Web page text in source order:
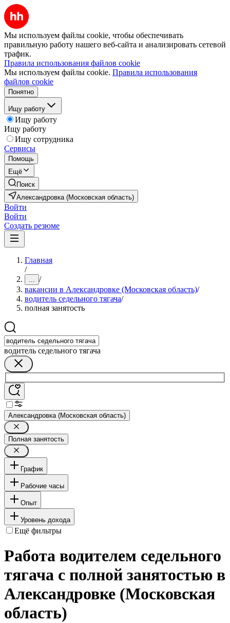
Мы используем файлы cookie, чтобы обеспечивать
правильную работу нашего веб-сайта и анализировать сетевой
трафик.
Правила использования файлов cookie
Мы используем файлы cookie. Правила использования
файлов cookie
Понятно
Ищу работу
Ищу работу
Ищу работу
Ищу сотрудника
Сервисы
Помощь
Ещё
Поиск
Александровка (Московская область)
Войти
Войти
Создать резюме
Главная
/
... /
вакансии в Александровке (Московская область)/
водитель седельного тягача/
полная занятость
водитель седельного тягача
Александровка (Московская область)
Полная занятость
График
Рабочие часы
Опыт
Уровень дохода
Ещё фильтры
Работа водителем седельного
тягача с полной занятостью в
Александровке (Московская
область)